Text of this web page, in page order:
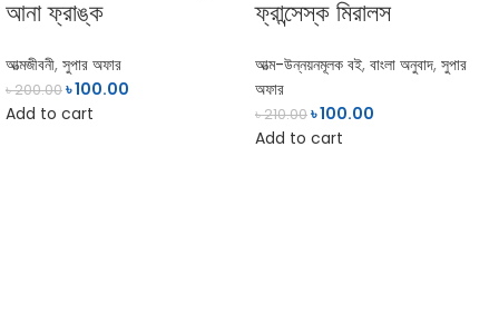
আনা ফ্রাঙ্ক
আত্মজীবনী, সুপার অফার
৳200.00৳100.00
Add to cart
ফ্রান্সেস্ক মিরালস
আত্ম-উন্নয়নমূলক বই, বাংলা অনুবাদ, সুপার
অফার
৳210.00৳100.00
Add to cart